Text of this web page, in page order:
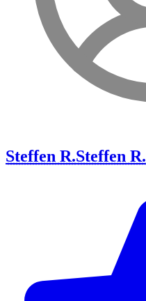
Steffen R.Steffen R.